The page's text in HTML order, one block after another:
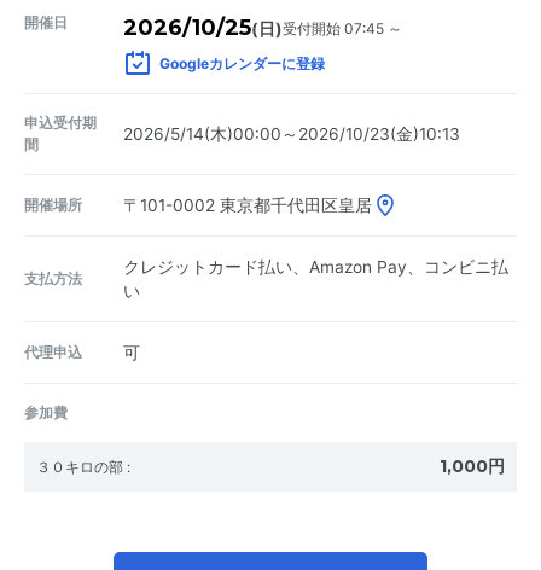
開催日 2026/10/25(日)受付開始 07:45 ～
Googleカレンダーに登録
申込受付期
間
2026/5/14(木)00:00～2026/10/23(金)10:13
開催場所 〒101-0002 東京都千代田区皇居
支払方法
クレジットカード払い、Amazon Pay、コンビニ払
い
代理申込 可
参加費
３０キロの部 : 1,000円